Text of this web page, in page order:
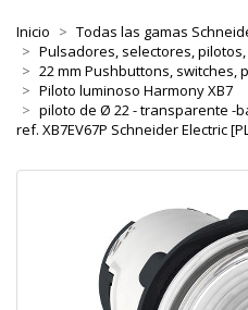
Inicio
Todas las gamas
Pulsadores, selectores,
22 mm Pushbuttons, switches,
Piloto luminoso Harmony XB7
piloto de Ø 22 - transparente -
ref. XB7EV67P Schneider Electric